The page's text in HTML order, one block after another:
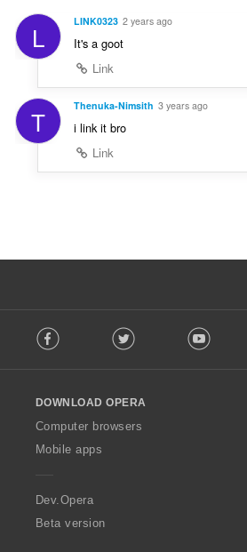
L LINK0323 2 years ago
It's a goot
Link
T Thenuka-Nimsith 3 years ago
i link it bro
Link
o
w
O
p
a
Facebook Twitter Youtube
DOWNLOAD OPERA
Computer browsers
Mobile apps
Dev.Opera
Beta version